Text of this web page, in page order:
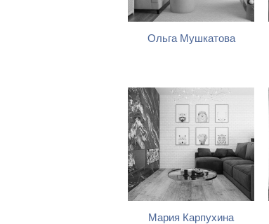
Ольга Мушкатова
Мария Карпухина